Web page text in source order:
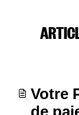
Votre
de